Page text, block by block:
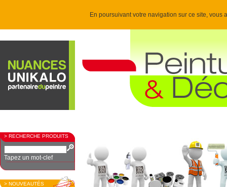
En poursuivant votre navigation sur ce site,
> RECHERCHE PRODUITS
Tapez un mot-clef
> NOUVEAUTÉS